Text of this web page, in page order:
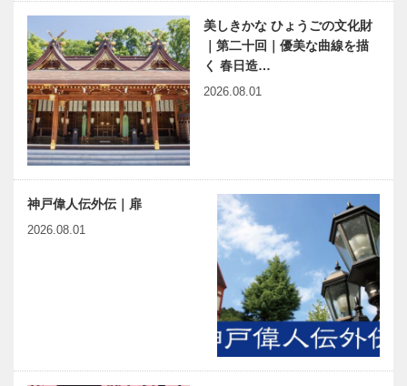
美しきかな ひょうごの文化財
｜第二十回｜優美な曲線を描
く 春日造…
2026.08.01
神戸偉人伝外伝｜扉
2026.08.01